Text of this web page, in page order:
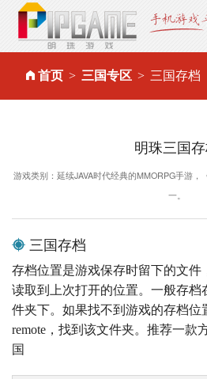
首页 三国专区 三国存档
明珠三国
游戏类别：延续JAVA时代经典的MMORPG手游
一。
三国存档
存档位置是游戏保存时留下的文件
读取到上次打开的位置。一般存档
件夹下。如果找不到游戏的存档位
remote，找到该文件夹。推荐一款
国